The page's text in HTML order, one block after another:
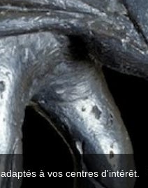
à vos centres d'intérêt.